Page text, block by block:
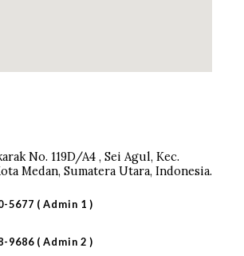
No. 119D/A4 , Sei Agul, Kec.
Medan, Sumatera Utara, Indonesia.
5677 ( Admin 1 )
9686 ( Admin 2 )